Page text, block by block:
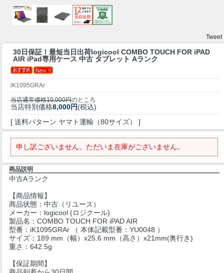
Tweet
30日保証！最短当日出荷logicool COMBO TOUCH FOR iPAD
AIR iPad専用ケース 中古 タブレット Aランク
iK1095GRAr
当店通常価格10,000円のところ
当店特別価格8,000円(税込)
[ 送料パターン ヤマト運輸（80サイズ） ]
申し訳ございません。ただいま在庫がございません。
商品説明
中古Aランク
【商品情報】
商品状態：中古（リユース）
メーカー：logicool (ロジクール)
製品名：COMBO TOUCH FOR iPAD AIR
型番：iK1095GRAr （ 本体記載型番：YU0048 ）
サイズ：189 mm（幅）x25.6 mm（高さ）x21mm(奥行き)
重さ：642.5g
【保証期間】